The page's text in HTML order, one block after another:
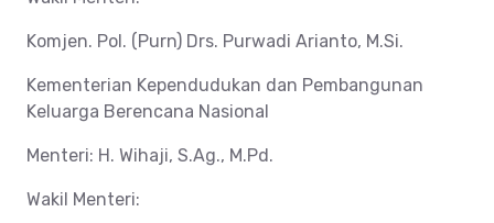
Komjen. Pol. (Purn) Drs. Purwadi Arianto, M.Si.
Kementerian Kependudukan dan Pembangunan
Keluarga Berencana Nasional
Menteri: H. Wihaji, S.Ag., M.Pd.
Wakil Menteri: